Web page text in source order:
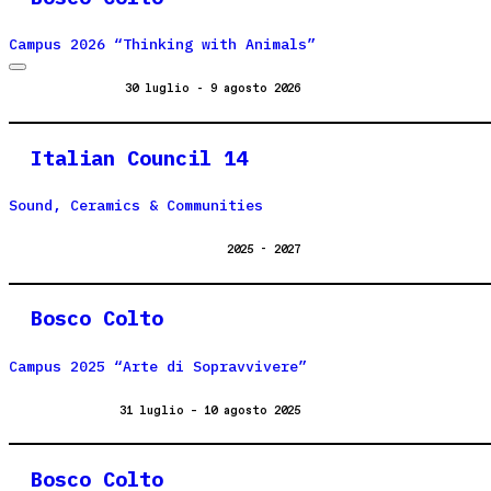
Campus 2026 “Thinking with Animals”
30 luglio - 9 agosto 2026
Italian Council 14
Sound, Ceramics & Communities
2025 - 2027
Bosco Colto
Campus 2025 “Arte di Sopravvivere”
31 luglio – 10 agosto 2025
Bosco Colto